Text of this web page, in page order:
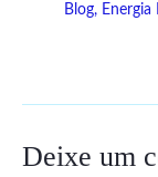
Blog, Energia
Deixe um